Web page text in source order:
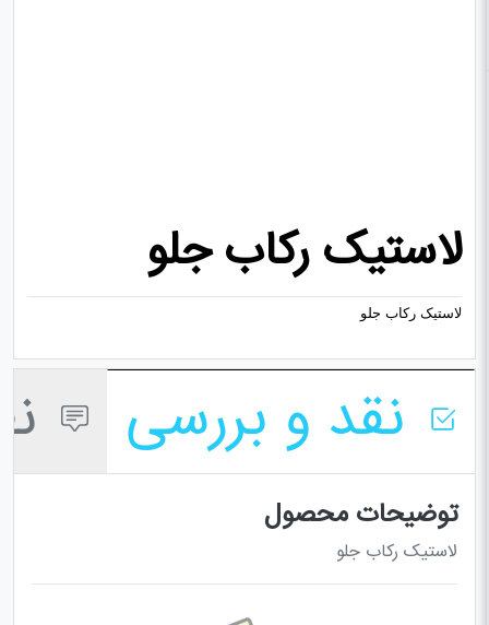
لاستیک رکاب جلو
لاستیک رکاب جلو
نقد و بررسی
توضیحات محصول
لاستیک رکاب جلو